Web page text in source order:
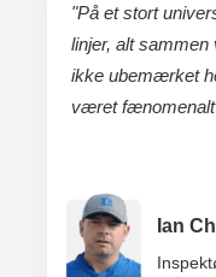
"På et stort
linjer, alt sammen
ikke ubemærket
været fænomenalt
Ian